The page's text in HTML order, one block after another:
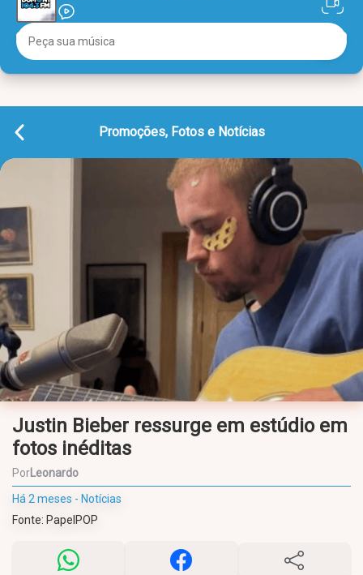
Promoções, Fotos e Notícias
Justin Bieber ressurge em estúdio em
fotos inéditas
PorLeonardo
Há 2 meses - Notícias
Fonte: PapelPOP